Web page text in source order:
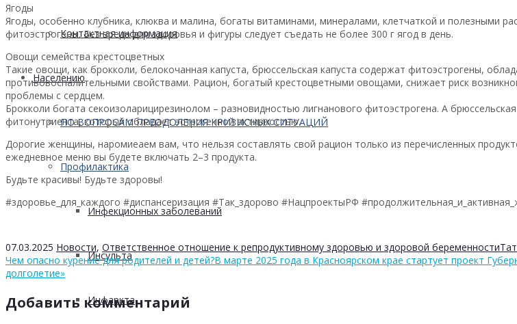
Контактная информация
Населению
ПО ВОПРОСАМ ПРЕОДОЛЕНИЯ КРИЗИСНЫХ СИТУАЦИЙ
Профилактика
Инфекционных заболеваний
Инсульта
Инфаркта
Ягоды
Ягоды, особенно клубника, клюква и малина, богаты витаминами, минералами, клетчаткой и полезными
фитоэстрогены. Без вреда для здоровья и фигуры следует съедать не более 300 г ягод в день.
Овощи семейства крестоцветных
Такие овощи, как брокколи, белокочанная капуста, брюссельская капуста содержат фитоэстрогены,
противовоспалительными свойствами. Рацион, богатый крестоцветными овощами, снижает риск
проблемы с сердцем.
Брокколи богата секоизоларицирезинолом – разновидностью лигнанового фитоэстрогена. А
фитонутриента, который обладает эстрогенной активностью.
Дорогие женщины, наромиеаем вам, что нельзя составлять свой рацион только из перечисленных
ежедневное меню вы будете включать 2–3 продукта.
Будьте красивы! Будьте здоровы!
#здоровье_для_каждого #диспансеризация #Так_здорово #НацпроектыРФ
07.03.2025 Новости, Ответственное отношение к репродуктивному здоровью и здоровой беременности
Чем опасно курение для родителей и детей?В марте 2025 года в Красноярском крае стартует проект
долголетие»
Добавить комментарий